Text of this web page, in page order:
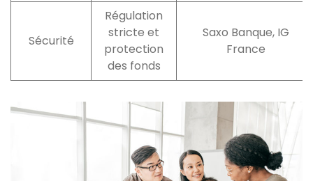
Sécurité
Régulation
stricte et
protection
des fonds
Saxo Banque, IG
France